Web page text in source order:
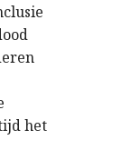
het